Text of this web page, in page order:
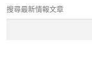
搜尋最新情報文章